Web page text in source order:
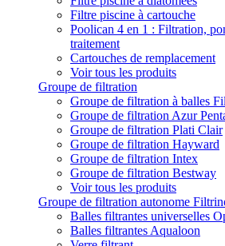
Filtre piscine à cartouche
Poolican 4 en 1 : Filtration,
traitement
Cartouches de remplacement
Voir tous les produits
Groupe de filtration
Groupe de filtration à balles
Groupe de filtration Azur
Groupe de filtration Plati Clair
Groupe de filtration Hayward
Groupe de filtration Intex
Groupe de filtration Bestway
Voir tous les produits
Groupe de filtration autonome
Balles filtrantes universelles
Balles filtrantes Aqualoon